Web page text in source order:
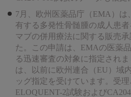
7月、欧州医薬品庁（EMA）は
有する多発性骨髄腫の成人患
マブの併用療法に関する販売
た。この申請は、EMAの医薬
る迅速審査の対象に指定され
は、以前に欧州連合（EU）域
ッグ指定を受けています。受理
ELOQUENT-2試験および